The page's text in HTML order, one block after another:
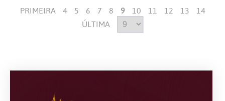
PRIMEIRA 4 5 6 7 8 9 10 11 12 13
14
ÚLTIMA